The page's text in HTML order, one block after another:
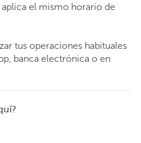
el mismo horario de
tus operaciones habituales
banca electrónica o en